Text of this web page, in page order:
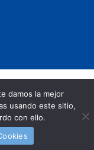
damos la mejor
usando este sitio,
con ello.